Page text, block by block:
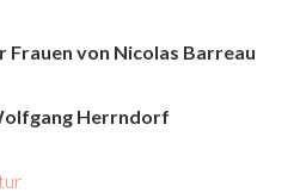
Frauen von Nicolas Barreau
Herrndorf